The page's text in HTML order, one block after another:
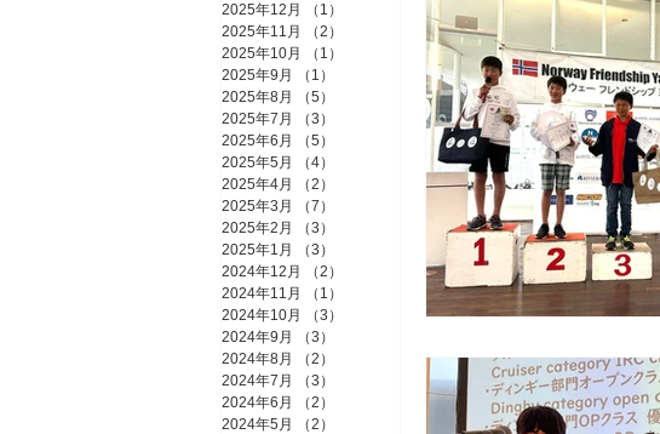
2025年12月
（1）
2025年11月
（2）
2025年10月
（1）
2025年9月
（1）
2025年8月
（5）
2025年7月
（3）
2025年6月
（5）
2025年5月
（4）
2025年4月
（2）
2025年3月
（7）
2025年2月
（3）
2025年1月
（3）
2024年12月
（2）
2024年11月
（1）
2024年10月
（3）
2024年9月
（3）
2024年8月
（2）
2024年7月
（3）
2024年6月
（2）
2024年5月
（2）
ミキハウスカップ JOC
国スポ 420 小沢杯
アジア選手権 アーリー
ミッドウィンター 小沢杯